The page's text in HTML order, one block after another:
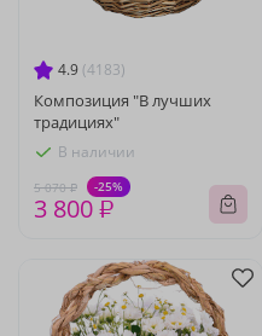
4.9 (4183)
Композиция "В лучших
традициях"
В наличии
5 070 ₽ -25%
3 800 ₽